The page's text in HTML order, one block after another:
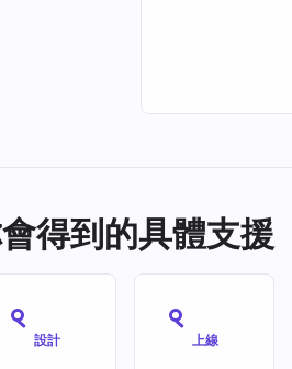
得到的具體支援
設計 上線